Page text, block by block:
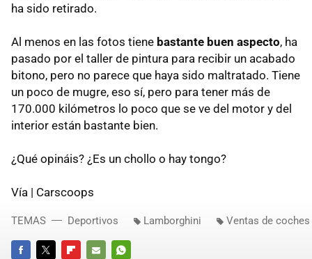
ha sido retirado.
Al menos en las fotos tiene bastante buen aspecto, ha
pasado por el taller de pintura para recibir un acabado
bitono, pero no parece que haya sido maltratado. Tiene
un poco de mugre, eso sí, pero para tener más de
170.000 kilómetros lo poco que se ve del motor y del
interior están bastante bien.
¿Qué opináis? ¿Es un chollo o hay tongo?
Vía | Carscoops
TEMAS Deportivos Lamborghini Ventas de coches